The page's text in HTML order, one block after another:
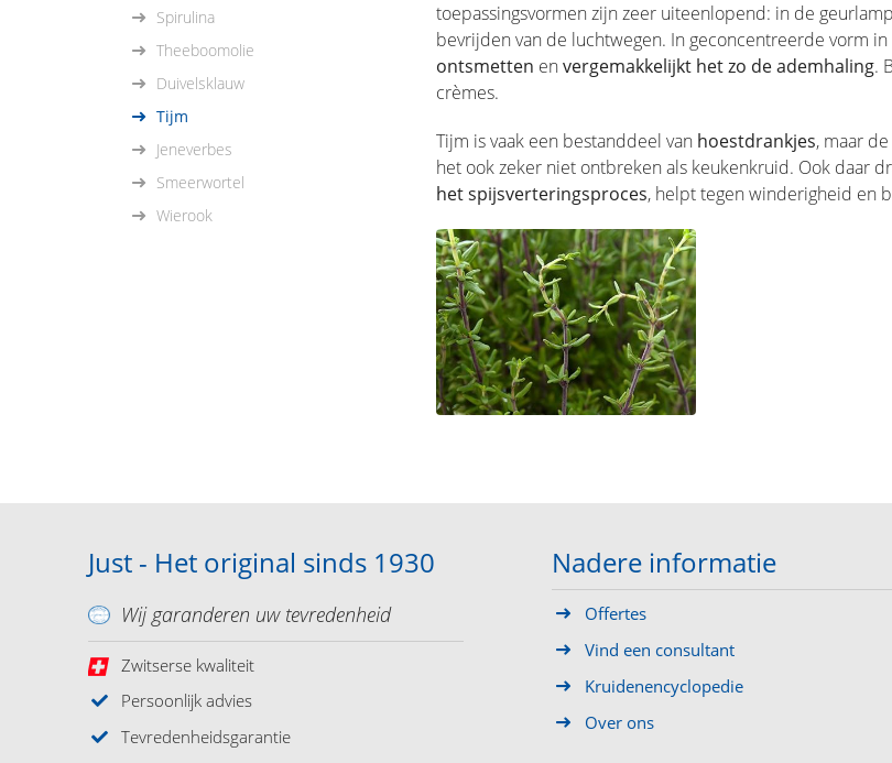
Spirulina
Theeboomolie
Duivelsklauw
Tijm
Jeneverbes
Smeerwortel
Wierook
toepassingsvormen zijn zeer uiteenlopend: in de
bevrijden van de luchtwegen. In geconcentreerde vorm
ontsmetten envergemakkelijkt het zo de ademhaling.
crèmes.
Tijm is vaak een bestanddeel van hoestdrankjes, maar
het ook zeker niet ontbreken als keukenkruid. Ook daar
het spijsverteringsproces, helpt tegen winderigheid en
Just - Het original sinds 1930
Wij garanderen uw tevredenheid
Zwitserse kwaliteit
Persoonlijk advies
Tevredenheidsgarantie
Nadere informatie
Offertes
Vind een consultant
Kruidenencyclopedie
Over ons